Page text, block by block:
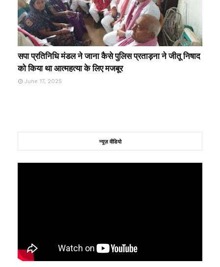
सपा प्रतिनिधि मंडल ने जाना कैसे पुलिस प्रताड़ना ने जीतू निषाद
को किया था आत्महत्या के लिए मजबूर
June 17, 2025
न्यूज़ वीडियो